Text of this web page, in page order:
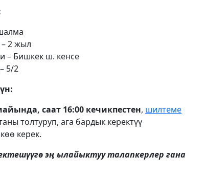
2 жыл
– Бишкек ш. кенсе
5/2
саат 16:00 кечикпестен, шилтеме
толтуруп, ага бардык керектүү
керек.
эӊ ылайыктуу талапкерлер гана